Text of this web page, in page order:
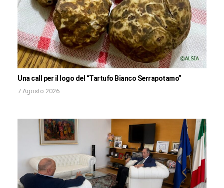
Una call per il logo del “Tartufo Bianco Serrapotamo”
7 Agosto 2026